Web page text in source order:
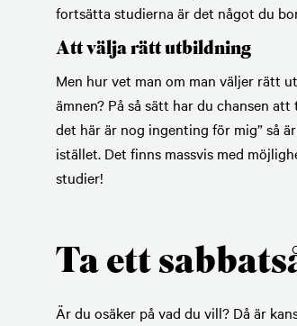
fortsätta studierna är det något du
Att välja rätt utbildning
Men hur vet man om man väljer rätt
ämnen? På så sätt har du chansen
det här är nog ingenting för mig” så
istället. Det finns massvis med
studier!
Ta ett
Är du osäker på vad du vill? Då är